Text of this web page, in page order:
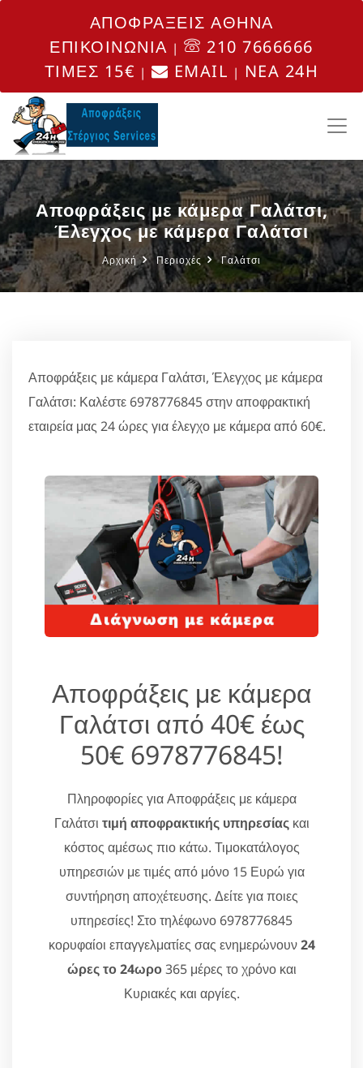
ΑΠΟΦΡΑΞΕΙΣ ΑΘΗΝΑ
ΕΠΙΚΟΙΝΩΝΙΑ |
210 7666666
ΤΙΜΕΣ 15€ | EMAIL | NEA 24H
Αποφράξεις με κάμερα Γαλάτσι,
Έλεγχος με κάμερα Γαλάτσι
Αρχική Περιοχές Γαλάτσι
Αποφράξεις με κάμερα Γαλάτσι, Έλεγχος με κάμερα
Γαλάτσι: Καλέστε 6978776845 στην αποφρακτική
εταιρεία μας 24 ώρες για έλεγχο με κάμερα από 60€.
Αποφράξεις με κάμερα
Γαλάτσι από 40€ έως
50€ 6978776845!
Πληροφορίες για Αποφράξεις με κάμερα
Γαλάτσι τιμή αποφρακτικής υπηρεσίαςκαι
κόστος αμέσως πιο κάτω. Τιμοκατάλογος
υπηρεσιών με τιμές από μόνο 15 Ευρώ για
συντήρηση αποχέτευσης. Δείτε για ποιες
υπηρεσίες! Στο τηλέφωνο 6978776845
κορυφαίοι επαγγελματίες σας ενημερώνουν24
ώρες το 24ωρο365 μέρες το χρόνο και
Κυριακές και αργίες.